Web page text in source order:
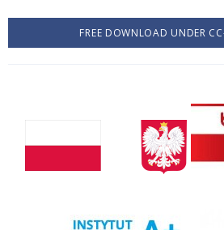
FREE DOWNLOAD UNDER